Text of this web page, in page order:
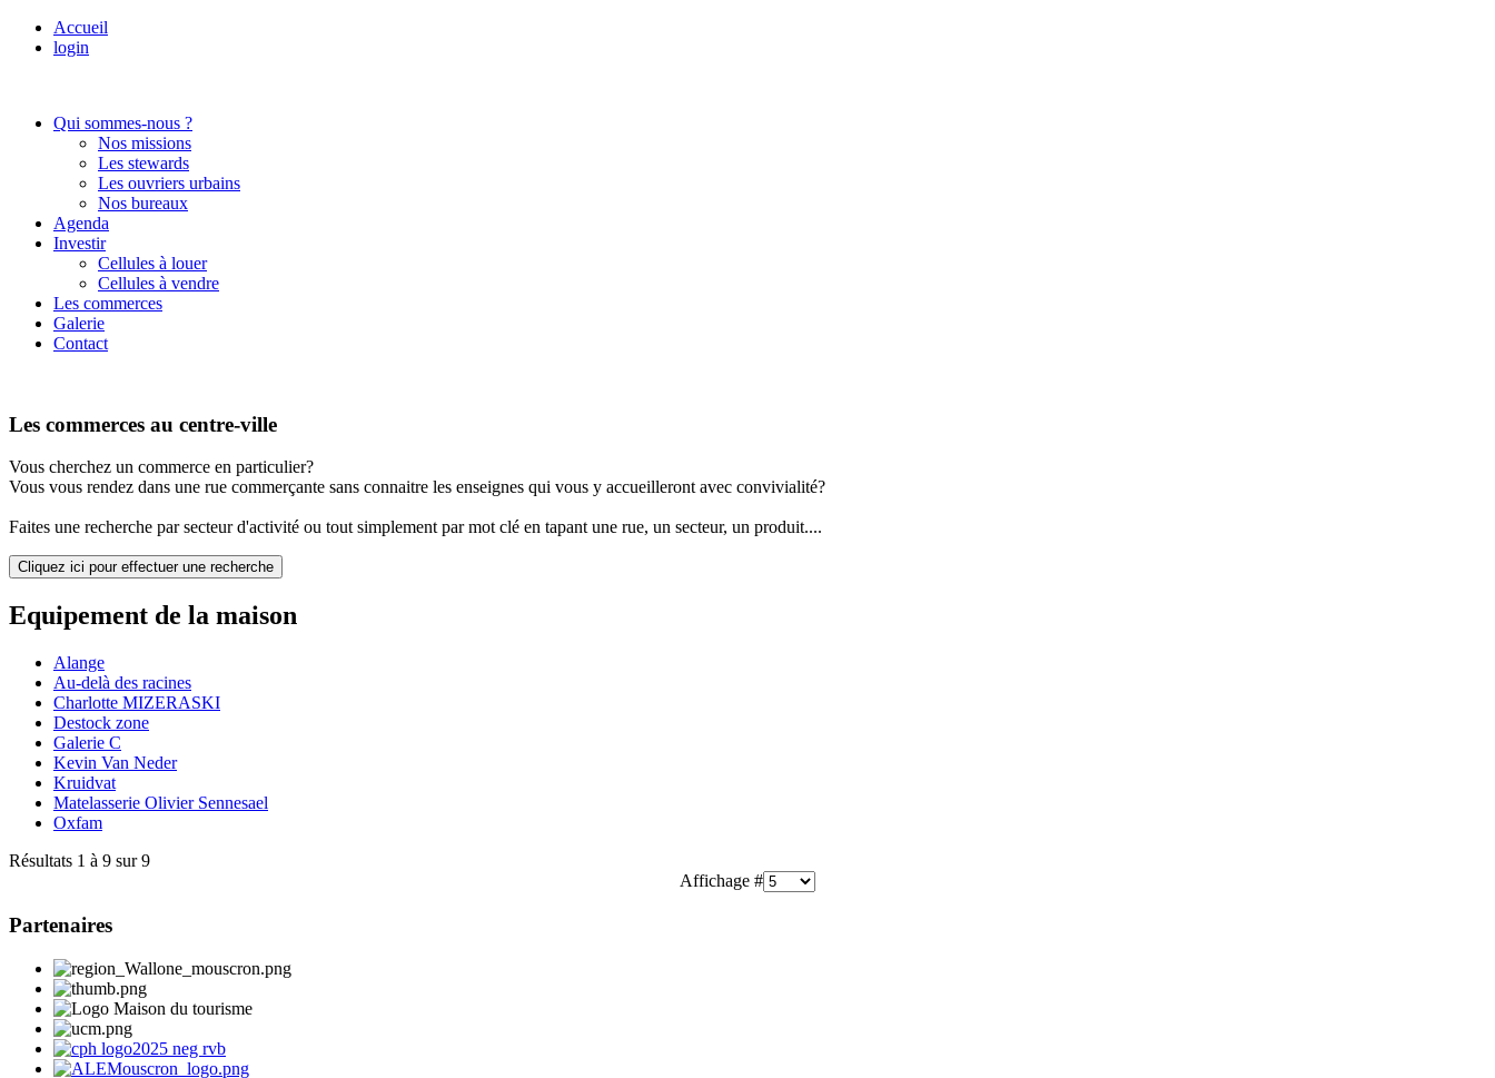
Accueil
login
Qui sommes-nous ?
Nos missions
Les stewards
Les ouvriers urbains
Nos bureaux
Agenda
Investir
Cellules à louer
Cellules à vendre
Les commerces
Galerie
Contact
Les commerces au centre-ville
Vous cherchez un commerce en particulier?
Vous vous rendez dans une rue commerçante sans connaitre les enseignes qui vous y accueilleront avec convivialité?
Faites une recherche par secteur d'activité ou tout simplement par mot clé en tapant une rue, un secteur, un produit....
Cliquez ici pour effectuer une recherche
Equipement de la maison
Alange
Au-delà des racines
Charlotte MIZERASKI
Destock zone
Galerie C
Kevin Van Neder
Kruidvat
Matelasserie Olivier Sennesael
Oxfam
Résultats 1 à 9 sur 9
Affichage #
Partenaires